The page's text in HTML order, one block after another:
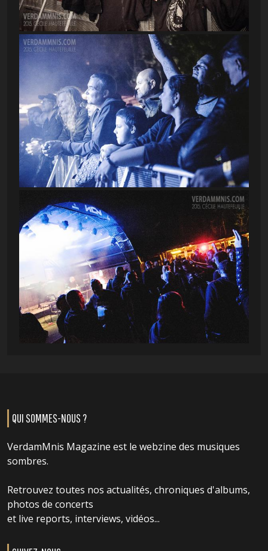
QUI SOMMES-NOUS ?
VerdamMnis Magazine est le webzine des musiques
sombres.
Retrouvez toutes nos actualités, chroniques d'albums,
photos de concerts
et live reports, interviews, vidéos...